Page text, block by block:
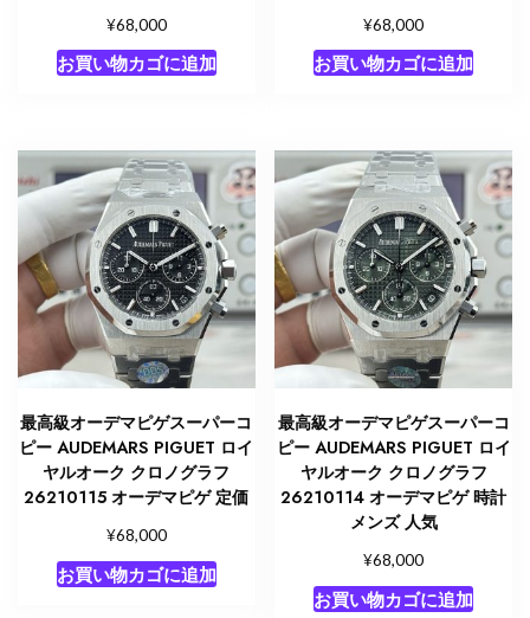
¥68,000
お買い物カゴに追加
¥68,000
お買い物カゴに追加
最高級オーデマピゲスーパーコ
ピー AUDEMARS PIGUET ロイ
ヤルオーク クロノグラフ
26210115 オーデマピゲ 定価
¥68,000
お買い物カゴに追加
最高級オーデマピゲスーパーコ
ピー AUDEMARS PIGUET ロイ
ヤルオーク クロノグラフ
26210114 オーデマピゲ 時計
メンズ 人気
¥68,000
お買い物カゴに追加